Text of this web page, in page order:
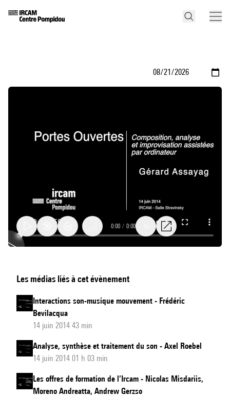
analyse
et
improvisation
assistées
par
ordinateur
0:00 / 0:00
Les médias liés à cet évènement
Interactions son-musique mouvement - Frédéric
Bevilacqua
14 juin 2014 43 min
Analyse, synthèse et traitement du son - Axel Roebel
14 juin 2014 01 h 03 min
Les offres de formation de l’Ircam - Nicolas Misdariis,
Moreno Andreatta, Andrew Gerzso